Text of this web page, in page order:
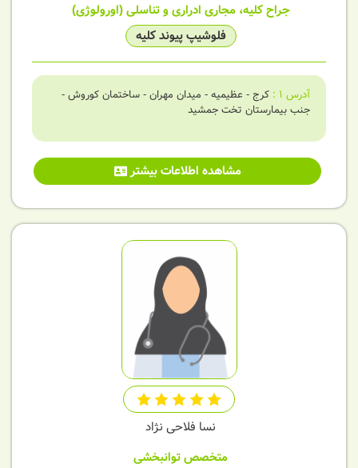
جراح کلیه، مجاری ادراری و تناسلی (اورولوژی)
فلوشیپ پیوند کلیه
آدرس 1
: کرج - عظیمیه - میدان مهران - ساختمان کوروش -
جنب بیمارستان تخت جمشید
مشاهده اطلاعات بیشتر
نسا فلاحی نژاد
متخصص توانبخشی